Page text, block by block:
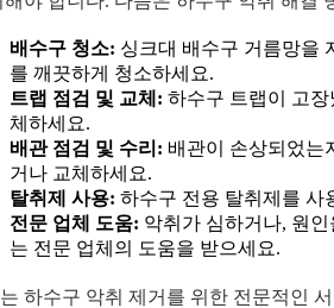
배수구 청소: 싱크대 배수구 거름망을
를 깨끗하게 청소하세요.
트랩 점검 및 교체: 하수구 트랩이 고
체하세요.
배관 점검 및 수리: 배관이 손상되었는
거나 교체하세요.
탈취제 사용: 하수구 전용 탈취제를 사
전문 업체 도움: 악취가 심하거나, 원
는 전문 업체의 도움을 받으세요.
하수구 악취 제거를 위한 전문적인